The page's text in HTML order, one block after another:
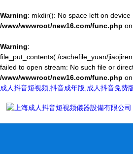
Warning: mkdir(): No space left on device
/www/wwwroot/new16.com/func.php
Warning:
file_put_contents(./cachefile_yuan/
failed to open stream: No such file or
/www/wwwroot/new16.com/func.php
成人抖音短视频,抖音成年版,成人抖音免费